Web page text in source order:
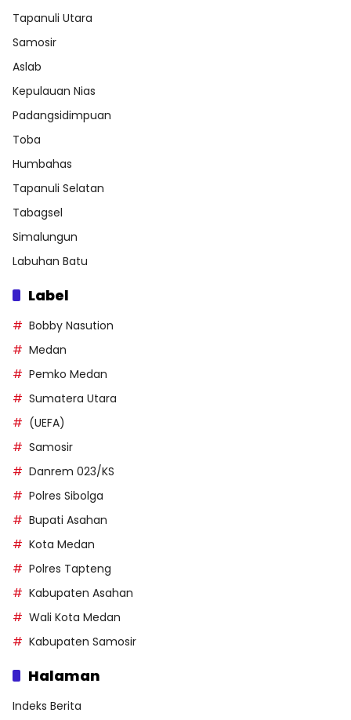
Tapanuli Utara
Samosir
Aslab
Kepulauan Nias
Padangsidimpuan
Toba
Humbahas
Tapanuli Selatan
Tabagsel
Simalungun
Labuhan Batu
Label
Bobby Nasution
Medan
Pemko Medan
Sumatera Utara
(UEFA)
Samosir
Danrem 023/KS
Polres Sibolga
Bupati Asahan
Kota Medan
Polres Tapteng
Kabupaten Asahan
Wali Kota Medan
Kabupaten Samosir
Halaman
Indeks Berita